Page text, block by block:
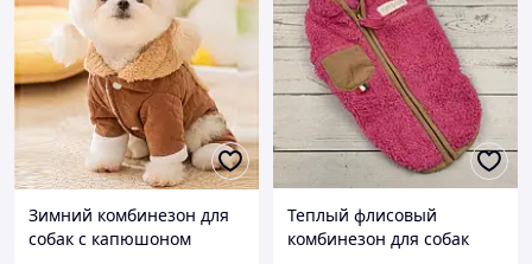
Зимний комбинезон для
собак с капюшоном
Теплый флисовый
комбинезон для собак